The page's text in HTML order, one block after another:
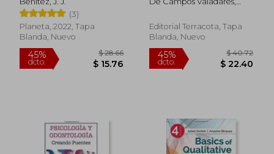
(3)
Planeta, 2022, Tapa
Blanda, Nuevo
Costo Con Materiales
Editorial Terracota, Tapa
Blanda, Nuevo